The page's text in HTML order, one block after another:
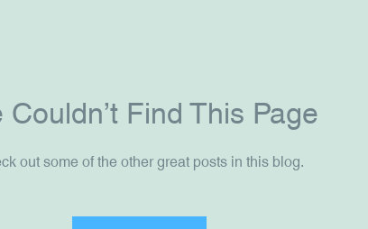
Couldn’t Find This Page
out some of the other great posts in this blog.